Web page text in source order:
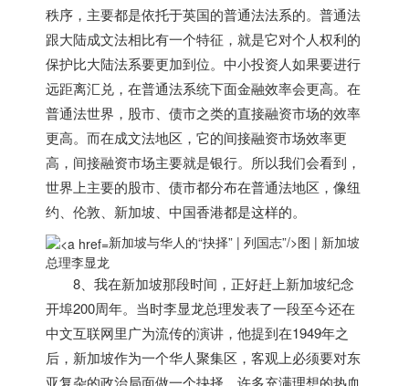
秩序，主要都是依托于英国的普通法法系的。普通法
跟大陆成文法相比有一个特征，就是它对个人权利的
保护比大陆法系要更加到位。中小投资人如果要进行
远距离汇兑，在普通法系统下面金融效率会更高。在
普通法世界，股市、债市之类的直接融资市场的效率
更高。而在成文法地区，它的间接融资市场效率更
高，间接融资市场主要就是银行。所以我们会看到，
世界上主要的股市、债市都分布在普通法地区，像纽
约、伦敦、 新加坡 、中国香港都是这样的。
新加坡与华人的“抉择” | 列国志”/>图 | 新加坡
总理李显龙
8、我在新加坡那段时间，正好赶上新加坡纪念
开埠200周年。当时李显龙总理发表了一段至今还在
中文互联网里广为流传的演讲，他提到在1949年之
后， 新加坡作为一个华人聚集区，客观上必须要对东
亚复杂的政治局面做一个抉择。许多充满理想的热血